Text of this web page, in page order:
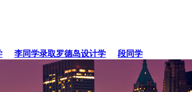
李同学录取罗德岛设计学 段同学、贾同学录取纽约